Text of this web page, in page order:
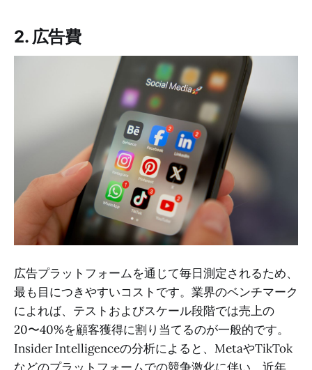
2. 広告費
広告プラットフォームを通じて毎日測定されるため、
最も目につきやすいコストです。業界のベンチマーク
によれば、テストおよびスケール段階では売上の
20〜40%を顧客獲得に割り当てるのが一般的です。
Insider Intelligenceの分析によると、MetaやTikTok